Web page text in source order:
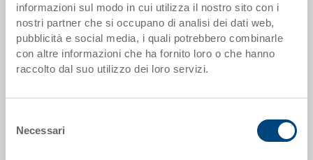
informazioni sul modo in cui utilizza il nostro sito con i
nostri partner che si occupano di analisi dei dati web,
pubblicità e social media, i quali potrebbero combinarle
con altre informazioni che ha fornito loro o che hanno
raccolto dal suo utilizzo dei loro servizi.
delNecessari
da 250 pezzi EUR 30,93
Scaglionamento per quantità secondo le unità di imballo.
5-6442-7-V.5070.0101